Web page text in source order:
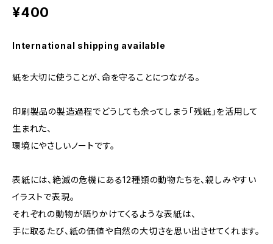
¥400
International shipping available
紙を大切に使うことが、命を守ることにつながる。
印刷製品の製造過程でどうしても余ってしまう「残紙」を活用して
生まれた、
環境にやさしいノートです。
表紙には、絶滅の危機にある12種類の動物たちを、親しみやすい
イラストで表現。
それぞれの動物が語りかけてくるような表紙は、
手に取るたび、紙の価値や自然の大切さを思い出させてくれます。